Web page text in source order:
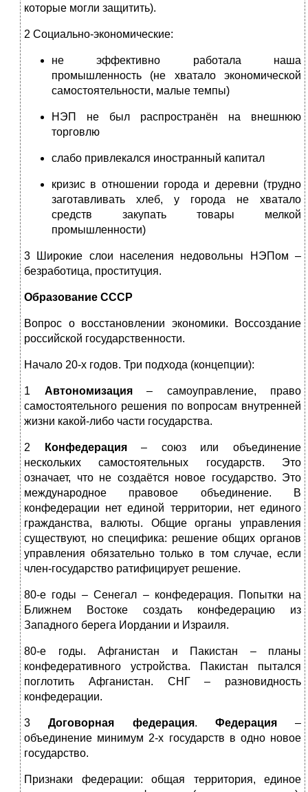
которые могли защитить).
2 Социально-экономические:
не эффективно работала наша
промышленность (не хватало экономической
самостоятельности, малые темпы)
НЭП не был распространён на внешнюю
торговлю
слабо привлекался иностранный капитал
кризис в отношении города и деревни (трудно
заготавливать хлеб, у города не хватало
средств закупать товары мелкой
промышленности)
3 Широкие слои населения недовольны НЭПом –
безработица, проституция.
Образование СССР
Вопрос о восстановлении экономики. Воссоздание
российской государственности.
Начало 20-х годов. Три подхода (концепции):
1 Автономизация – самоуправление, право
самостоятельного решения по вопросам внутренней
жизни какой-либо части государства.
2 Конфедерация– союз или объединение
нескольких самостоятельных государств. Это
означает, что не создаётся новое государство. Это
международное правовое объединение. В
конфедерации нет единой территории, нет единого
гражданства, валюты. Общие органы управления
существуют, но специфика: решение общих органов
управления обязательно только в том случае, если
член-государство ратифицирует решение.
80-е годы – Сенегал – конфедерация. Попытки на
Ближнем Востоке создать конфедерацию из
Западного берега Иордании и Израиля.
80-е годы. Афганистан и Пакистан – планы
конфедеративного устройства. Пакистан пытался
поглотить Афганистан. СНГ – разновидность
конфедерации.
3Договорная федерация. Федерация–
объединение минимум 2-х государств в одно новое
государство.
Признаки федерации: общая территория, единое